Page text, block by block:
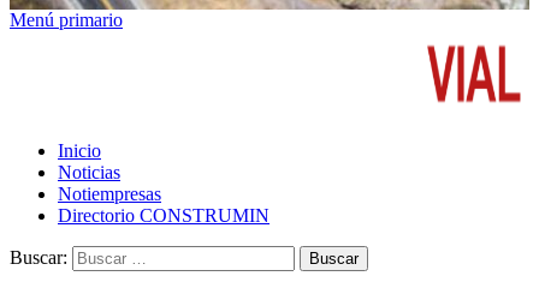
Menú primario
Inicio
Noticias
Notiempresas
Directorio CONSTRUMIN
Buscar: